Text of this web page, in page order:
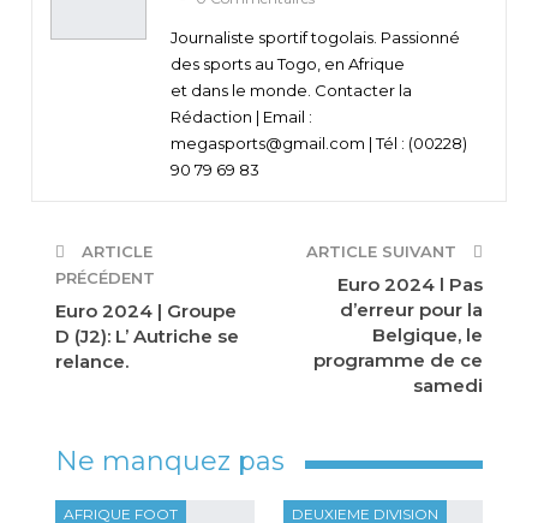
Journaliste sportif togolais. Passionné
des sports au Togo, en Afrique
et dans le monde. Contacter la
Rédaction | Email :
megasports@gmail.com | Tél : (00228)
90 79 69 83
ARTICLE
PRÉCÉDENT
Euro 2024 | Groupe
D (J2): L’ Autriche se
relance.
ARTICLE SUIVANT
Euro 2024 l Pas
d’erreur pour la
Belgique, le
programme de ce
samedi
Ne manquez pas
AFRIQUE FOOT DEUXIEME DIVISION